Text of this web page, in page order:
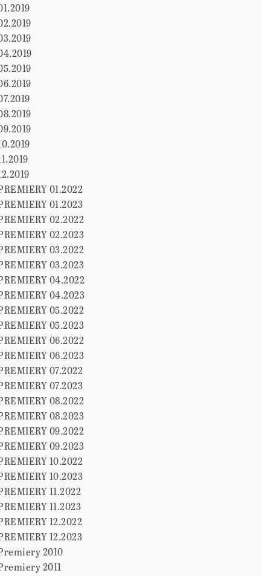
01.2022
01.2023
02.2022
02.2023
03.2022
03.2023
04.2022
04.2023
05.2022
05.2023
06.2022
06.2023
07.2022
07.2023
08.2022
08.2023
09.2022
09.2023
10.2022
10.2023
11.2022
11.2023
12.2022
12.2023
2010
2011